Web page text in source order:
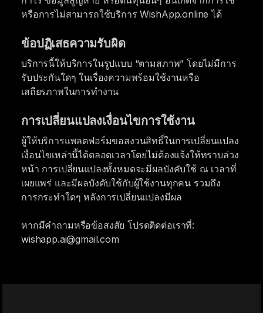
หรือการไม่สามารถใช้บริการ WishApp.online ได้
ข้อปฏิเสธความรับผิด
บริการนี้ให้บริการในรูปแบบ “ตามสภาพ” โดยไม่มีการ
รับประกันใดๆ ในเรื่องความพร้อมใช้งานหรือ
เสถียรภาพในการทำงาน
การเปลี่ยนแปลงเงื่อนไขการใช้งาน
ผู้ให้บริการแพลตฟอร์มขอสงวนสิทธิ์ในการเปลี่ยนแปลง
เงื่อนไขเหล่านี้ได้ตลอดเวลาโดยไม่ต้องแจ้งให้ทราบล่วง
หน้า การเปลี่ยนแปลงทั้งหมดจะมีผลบังคับใช้ ณ เวลาที่
เผยแพร่ และมีผลบังคับใช้กับผู้ใช้งานทุกคน รวมถึง
การกระทำใดๆ หลังการเปลี่ยนแปลงมีผล
หากมีคำถามหรือข้อสงสัย โปรดติดต่อเราที่:
wishapp.ai@gmail.com